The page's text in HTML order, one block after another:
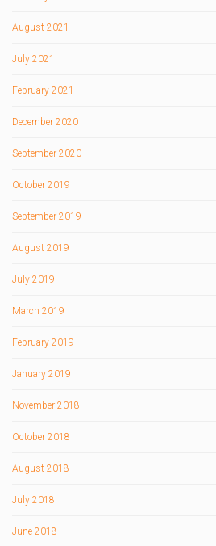
August 2021
July 2021
February 2021
December 2020
September 2020
October 2019
September 2019
August 2019
July 2019
March 2019
February 2019
January 2019
November 2018
October 2018
August 2018
July 2018
June 2018